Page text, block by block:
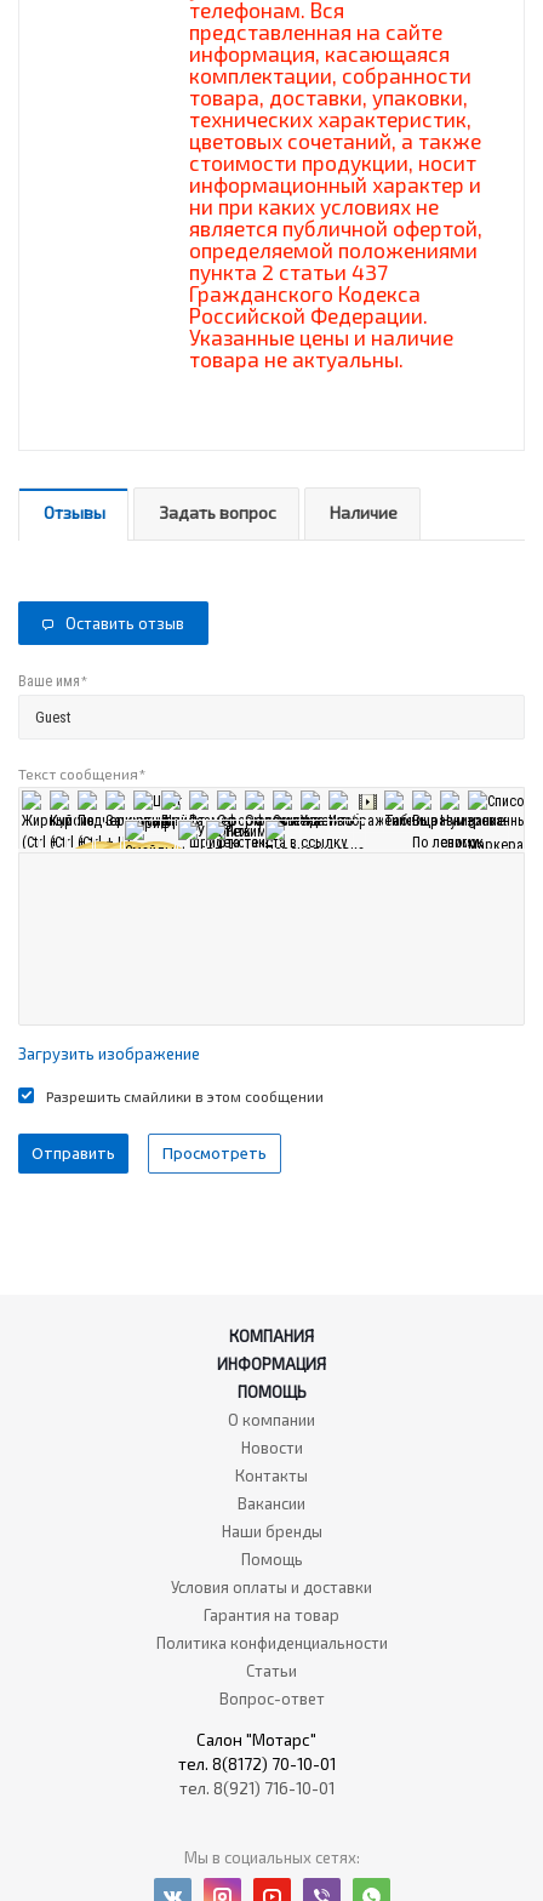
телефонам. Вся
представленная на сайте
информация, касающаяся
комплектации, собранности
товара, доставки, упаковки,
технических характеристик,
цветовых сочетаний, а также
стоимости продукции, носит
информационный характер и
ни при каких условиях не
является публичной офертой,
определяемой положениями
пункта 2 статьи 437
Гражданского Кодекса
Российской Федерации.
Указанные цены и наличие
товара не актуальны.
Отзывы Задать вопрос Наличие
Оставить отзыв
Ваше имя*
Текст сообщения*
Загрузить изображение
Разрешить смайлики в этом сообщении
КОМПАНИЯ
ИНФОРМАЦИЯ
ПОМОЩЬ
О компании
Новости
Контакты
Вакансии
Наши бренды
Помощь
Условия оплаты и доставки
Гарантия на товар
Политика конфиденциальности
Статьи
Вопрос-ответ
Салон "Мотарс"
тел. 8(8172) 70-10-01
тел. 8(921) 716-10-01
Мы в социальных сетях: